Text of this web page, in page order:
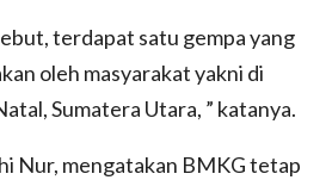
terdapat satu gempa yang
oleh masyarakat yakni di
Sumatera Utara, ” katanya.
Nur, mengatakan BMKG tetap